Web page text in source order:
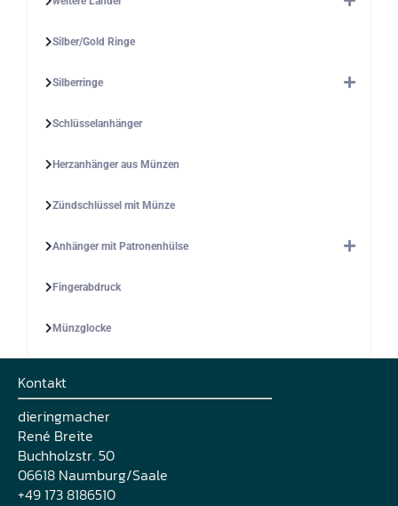
Silber/Gold Ringe
Silberringe
Schlüsselanhänger
Herzanhänger aus Münzen
Zündschlüssel mit Münze
Anhänger mit Patronenhülse
Fingerabdruck
Münzglocke
Kontakt
dieringmacher
René Breite
Buchholzstr. 50
06618 Naumburg/Saale
+49 173 8186510